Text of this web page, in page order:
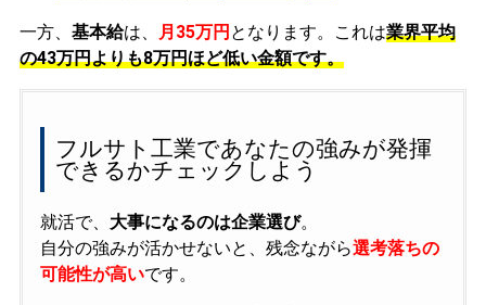
一方、 基本給は、 月35万円 となります。これは業界平均
の43万円よりも8万円ほど低い金額です。
フルサト工業であなたの強みが発揮
できるかチェックしよう
就活で、 大事になるのは企業選び。
自分の強みが活かせないと、残念ながら選考落ちの
可能性が高いです。